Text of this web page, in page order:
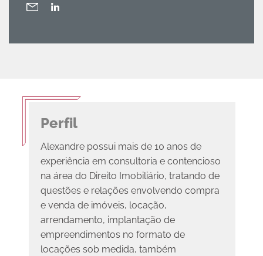
Perfil
Alexandre possui mais de 10 anos de
experiência em consultoria e contencioso
na área do Direito Imobiliário, tratando de
questões e relações envolvendo compra
e venda de imóveis, locação,
arrendamento, implantação de
empreendimentos no formato de
locações sob medida, também